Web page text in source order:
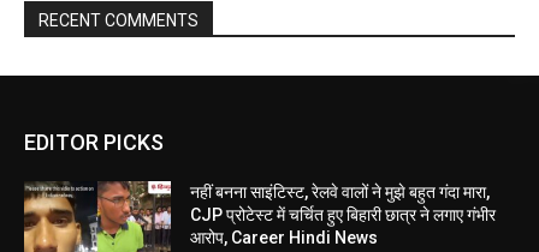
RECENT COMMENTS
EDITOR PICKS
नहीं बनना साइंटिस्ट, रेलवे वालों ने मुझे बहुत गंदा मारा,
CJP प्रोटेस्ट में चर्चित हुए बिहारी छात्र ने लगाए गंभीर
आरोप, Career Hindi News